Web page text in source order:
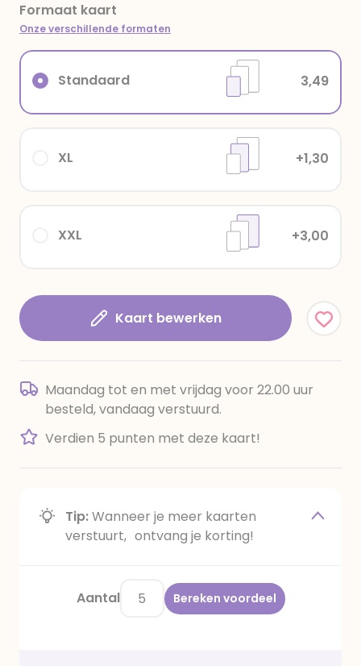
Formaat kaart
Onze verschillende formaten
XXL +3,00
XL +1,30
Standaard 3,49
Kaart bewerken
Maandag tot en met vrijdag voor 22.00 uur
besteld, vandaag verstuurd.
Verdien 5 punten met deze kaart!
Tip:Wanneer je meer kaarten
verstuurt, ontvang je korting!
Aantal Bereken voordeel